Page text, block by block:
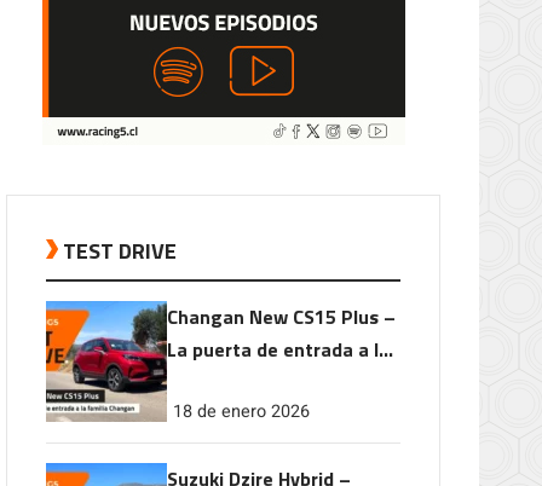
TEST DRIVE
Changan New CS15 Plus –
La puerta de entrada a la
18 de enero 2026
Suzuki Dzire Hybrid –